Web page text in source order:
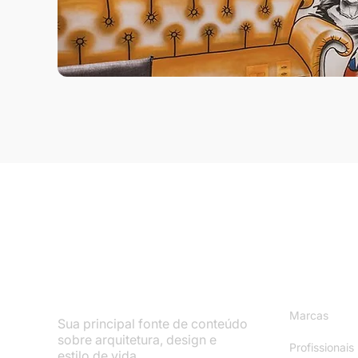
Sua principal fonte de conteúdo
sobre arquitetura, design e
Marcas
Profissionais